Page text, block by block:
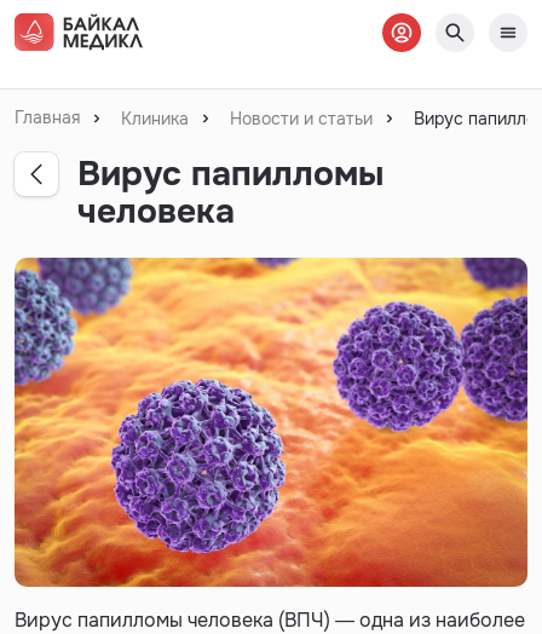
Главная Клиника Новости и статьи Вирус
Вирус папилломы
человека
Вирус папилломы человека (ВПЧ) — одна из наиболее